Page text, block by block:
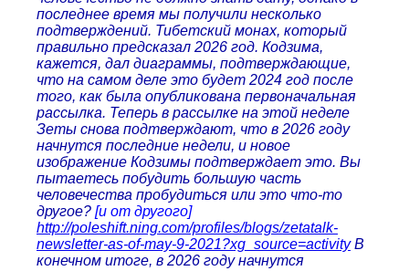
последнее время мы получили несколько
подтверждений. Тибетский монах, который
правильно предсказал 2026 год. Кодзима,
кажется, дал диаграммы, подтверждающие,
что на самом деле это будет 2024 год после
того, как была опубликована первоначальная
рассылка. Теперь в рассылке на этой неделе
Зеты снова подтверждают, что в 2026 году
начнутся последние недели, и новое
изображение Кодзимы подтверждает это. Вы
пытаетесь побудить большую часть
человечества пробудиться или это что-то
другое? [и от другого]
http://poleshift.ning.com/profiles/blogs/zetatalk-
newsletter-as-of-may-9-2021?xg_source=activityВ
конечном итоге, в 2026 году начнутся